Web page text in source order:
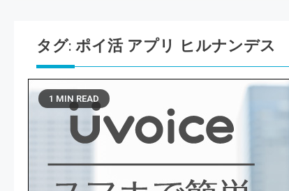
タグ: ポイ活 アプリ ヒルナンデス
1 MIN READ